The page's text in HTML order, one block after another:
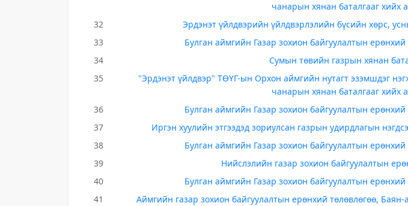
чанарын хянан баталгааг хийх
32 Эрдэнэт үйлдвэрийн үйлдвэрлэлийн бүсийн хөрс,
33
Булган аймгийн Газар зохион байгуулалтын ерөнхий
34
Сумын төвийн газрын хянан
35
"Эрдэнэт үйлдвэр" ТӨҮГ-ын Орхон аймгийн нутагт эзэмшдэг
чанарын хянан баталгааг хийх
36 Булган аймгийн Газар зохион байгуулалтын ерөнхий
37
Иргэн хуулийн этгээдэд зориулсан газрын удирдлагын
38
Булган аймгийн Газар зохион байгуулалтын ерөнхий
39
Нийслэлийн газар зохион байгуулалтын
40
Булган аймгийн Газар зохион байгуулалтын ерөнхий
41
Аймгийн газар зохион байгуулалтын ерөнхий төлөвлөгөө,